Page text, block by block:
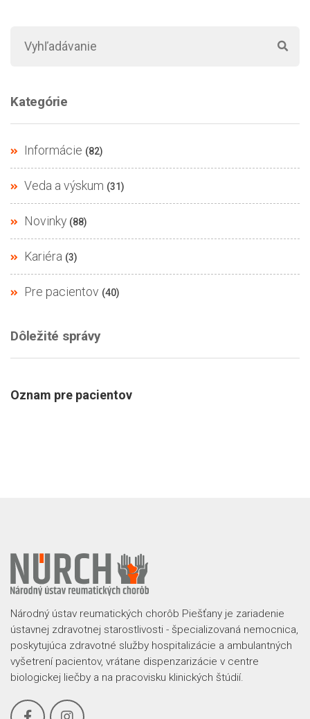
Kategórie
Informácie (82)
Veda a výskum (31)
Novinky (88)
Kariéra (3)
Pre pacientov (40)
Dôležité správy
Oznam pre pacientov
Národný ústav reumatických chorôb Piešťany je zariadenie
ústavnej zdravotnej starostlivosti - špecializovaná nemocnica,
poskytujúca zdravotné služby hospitalizácie a ambulantných
vyšetrení pacientov, vrátane dispenzarizácie v centre
biologickej liečby a na pracovisku klinických štúdií.